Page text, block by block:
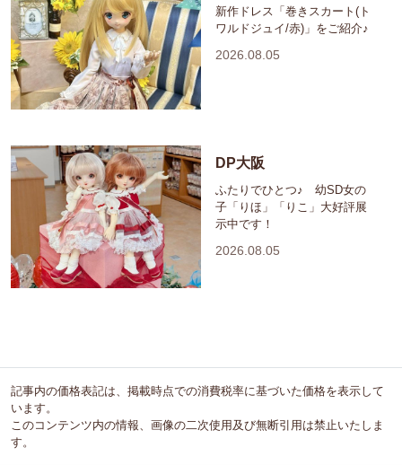
新作ドレス「巻きスカート(ト
ワルドジュイ/赤)」をご紹介♪
2026.08.05
DP大阪
ふたりでひとつ♪ 幼SD女の
子「りほ」「りこ」大好評展
示中です！
2026.08.05
記事内の価格表記は、掲載時点での消費税率に基づいた価格を表示して
います。
このコンテンツ内の情報、画像の二次使用及び無断引用は禁止いたしま
す。